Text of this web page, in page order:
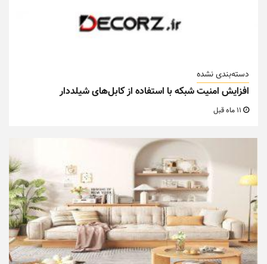
دسته‌بندی نشده
افزایش امنیت شبکه با استفاده از کابل‌های شیلددار